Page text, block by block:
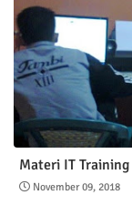
Materi IT
November 09, 2018